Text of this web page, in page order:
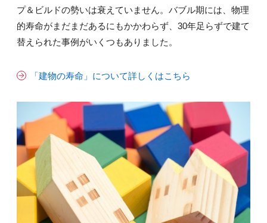
プ＆ビルドの勢いは衰えていません。バブル期には、物理
的寿命がまだまだあるにもかかわらず、30年足らずで建て
替えられた事例がいくつもありました。
「建物の寿命」について詳しくはこちら